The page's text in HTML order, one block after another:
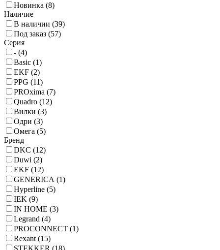
Новинка (8)
Наличие
В наличии (39)
Под заказ (57)
Серия
- (4)
Basic (1)
EKF (2)
PPG (11)
PROxima (7)
Quadro (12)
Вилки (3)
Одри (3)
Омега (5)
Бренд
DKC (12)
Duwi (2)
EKF (12)
GENERICA (1)
Hyperline (5)
IEK (9)
IN HOME (3)
Legrand (4)
PROCONNECT (1)
Rexant (15)
STEKKER (18)